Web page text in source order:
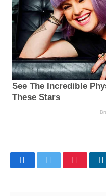
FacebookTwitterPinterest